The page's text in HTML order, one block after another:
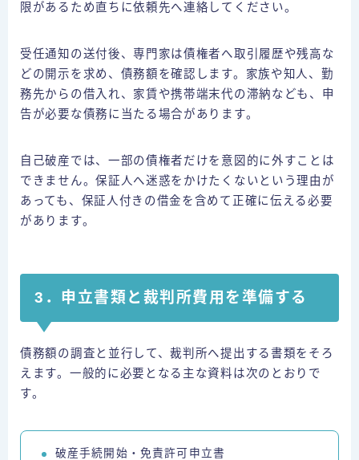
限があるため直ちに依頼先へ連絡してください。
受任通知の送付後、専門家は債権者へ取引履歴や残高な
どの開示を求め、債務額を確認します。家族や知人、勤
務先からの借入れ、家賃や携帯端末代の滞納なども、申
告が必要な債務に当たる場合があります。
自己破産では、一部の債権者だけを意図的に外すことは
できません。保証人へ迷惑をかけたくないという理由が
あっても、保証人付きの借金を含めて正確に伝える必要
があります。
3．申立書類と裁判所費用を準備する
債務額の調査と並行して、裁判所へ提出する書類をそろ
えます。一般的に必要となる主な資料は次のとおりで
す。
破産手続開始・免責許可申立書